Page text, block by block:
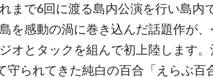
まで6回に渡る島内公演を行い島内
を感動の渦に巻き込んだ話題作が、
オとタックを組んで初上陸します。
守られてきた純白の百合「えらぶ百